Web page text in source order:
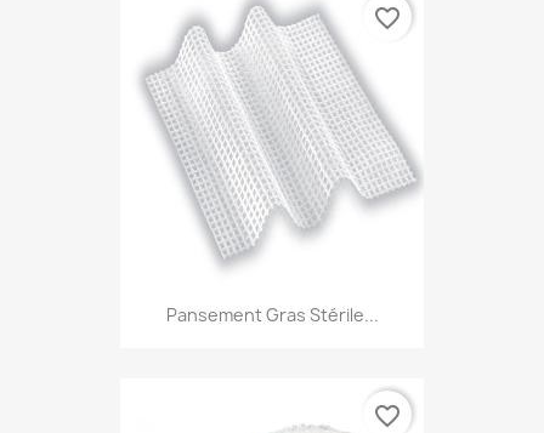
Pansement Gras Stérile...
favorite_border
favorite_border